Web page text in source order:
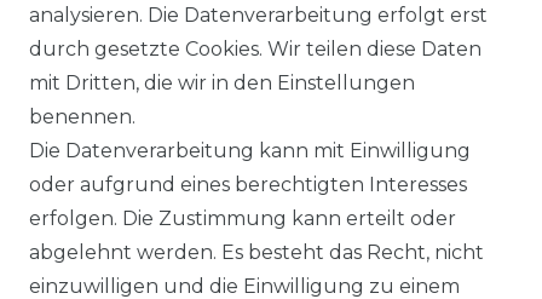
(144262600)
UVP 49,99 €
ab 47,99 € *
inkl. ges. MwSt. Versandkosten
analysieren. Die Datenverarbeitung erfolgt erst
durch gesetzte Cookies. Wir teilen diese Daten
mit Dritten, die wir in den Einstellungen
benennen.
Die Datenverarbeitung kann mit Einwilligung
oder aufgrund eines berechtigten Interesses
erfolgen. Die Zustimmung kann erteilt oder
abgelehnt werden. Es besteht das Recht, nicht
einzuwilligen und die Einwilligung zu einem